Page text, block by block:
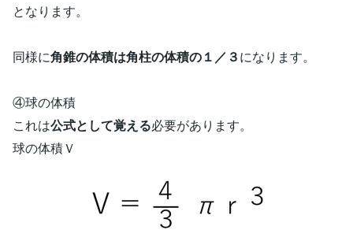
となります。
同様に角錐の体積は角柱の体積の１／３になります。
④球の体積
これは公式として覚える必要があります。
球の体積Ｖ